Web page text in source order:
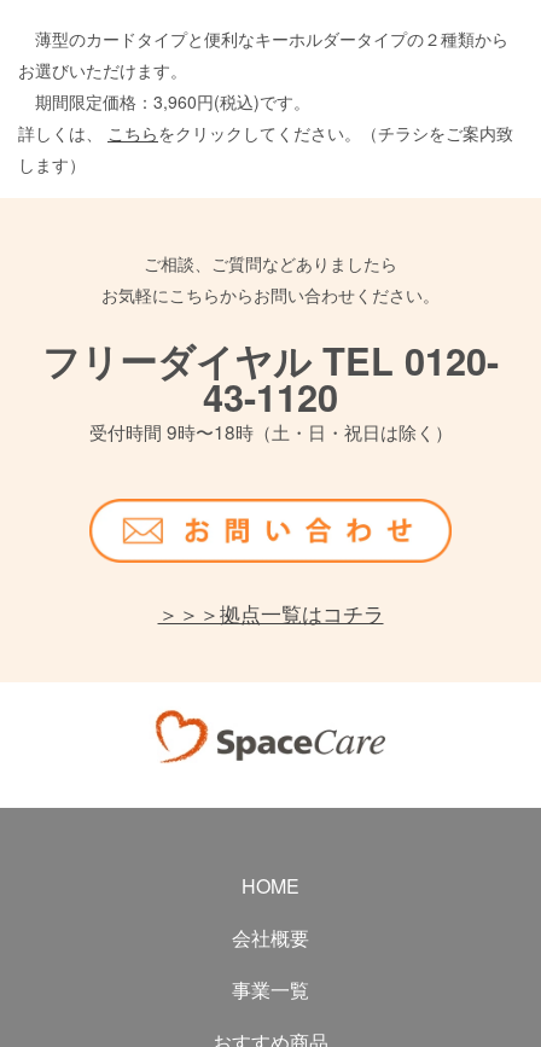
薄型のカードタイプと便利なキーホルダータイプの２種類から
お選びいただけます。
期間限定価格：3,960円(税込)です。
詳しくは、 こちらをクリックしてください。（チラシをご案内致
します）
ご相談、ご質問などありましたら
お気軽にこちらからお問い合わせください。
フリーダイヤル TEL 0120-
43-1120
受付時間 9時〜18時（土・日・祝日は除く）
＞＞＞拠点一覧はコチラ
HOME
会社概要
事業一覧